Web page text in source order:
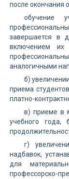
после окончания
обучение
завершается в
включением их
аналогичными
б)
приема
платно-
в) приеме в
учебного года,
г)
надбавок,
для
профессорско-